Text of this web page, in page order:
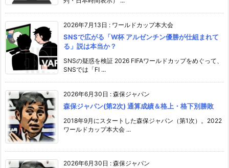
2026年7月13日 : ワールドカップ本大会
SNSで広がる「W杯 アルゼンチン優勝が仕組まれて
る」説は本当か？
SNSの疑惑を検証 2026 FIFAワールドカップをめぐって、
SNSでは「FI ...
2026年6月30日 : 森保ジャパン
森保ジャパン(第2次) 通算成績＆格上・格下別勝敗
2018年9月にスタートした森保ジャパン（第1次）。2022
ワールドカップ本大会 ...
2026年6月30日 : 森保ジャパン